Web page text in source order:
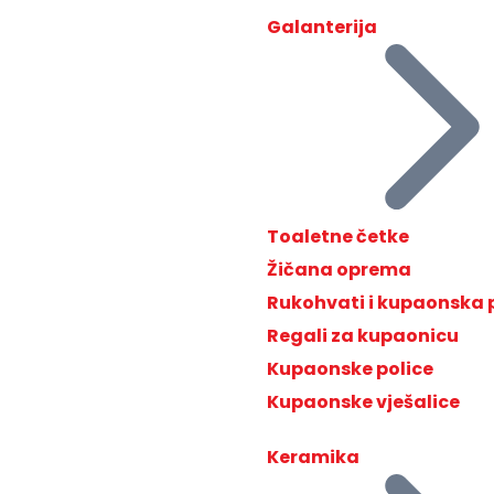
Galanterija
Toaletne četke
Žičana oprema
Rukohvati i kupaonska
Regali za kupaonicu
Kupaonske police
Kupaonske vješalice
Keramika